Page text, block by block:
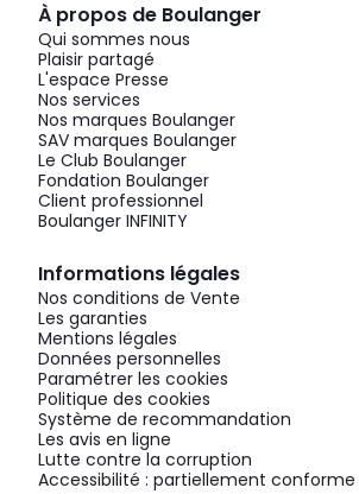
À propos de Boulanger
Qui sommes nous
Plaisir partagé
L'espace Presse
Nos services
Nos marques Boulanger
SAV marques Boulanger
Le Club Boulanger
Fondation Boulanger
Client professionnel
Boulanger INFINITY
Informations légales
Nos conditions de Vente
Les garanties
Mentions légales
Données personnelles
Paramétrer les cookies
Politique des cookies
Système de recommandation
Les avis en ligne
Lutte contre la corruption
Accessibilité : partiellement conforme